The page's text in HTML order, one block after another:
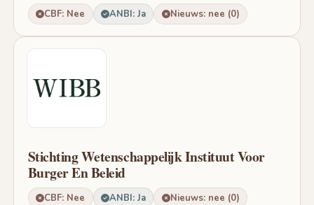
CBF: Nee ANBI: Ja Nieuws: nee (0)
Stichting Wetenschappelijk Instituut Voor
Burger En Beleid
CBF: Nee ANBI: Ja Nieuws: nee (0)